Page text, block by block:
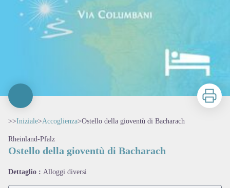
Stampa
>>Iniziale>Accoglienza>Ostello della gioventù di Bacharach
Rheinland-Pfalz
Ostello della gioventù di Bacharach
Dettaglio : Alloggi diversi